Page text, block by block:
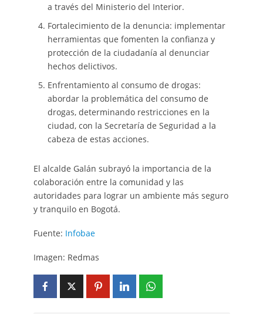
a través del Ministerio del Interior.
Fortalecimiento de la denuncia: implementar
herramientas que fomenten la confianza y
protección de la ciudadanía al denunciar
hechos delictivos.
Enfrentamiento al consumo de drogas:
abordar la problemática del consumo de
drogas, determinando restricciones en la
ciudad, con la Secretaría de Seguridad a la
cabeza de estas acciones.
El alcalde Galán subrayó la importancia de la
colaboración entre la comunidad y las
autoridades para lograr un ambiente más seguro
y tranquilo en Bogotá.
Fuente: Infobae
Imagen: Redmas